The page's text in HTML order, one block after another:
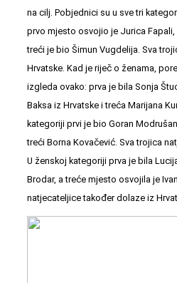
na cilj. Pobjednici su u sve tri
prvo mjesto osvojio je Jurica Fapali,
treći je bio Šimun Vugdelija. Sva
Hrvatske. Kad je riječ o ženama,
izgleda ovako: prva je bila Sonja
Baksa iz Hrvatske i treća Marijana
kategoriji prvi je bio Goran
treći Borna Kovačević. Sva trojica
U ženskoj kategoriji prva je bila
Brodar, a treće mjesto osvojila je
natjecateljice također dolaze iz